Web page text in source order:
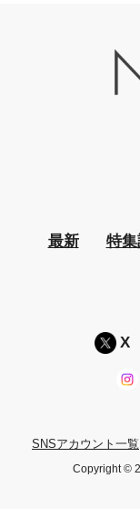
最新 特
X
SNSアカウント一覧
Copyright ©